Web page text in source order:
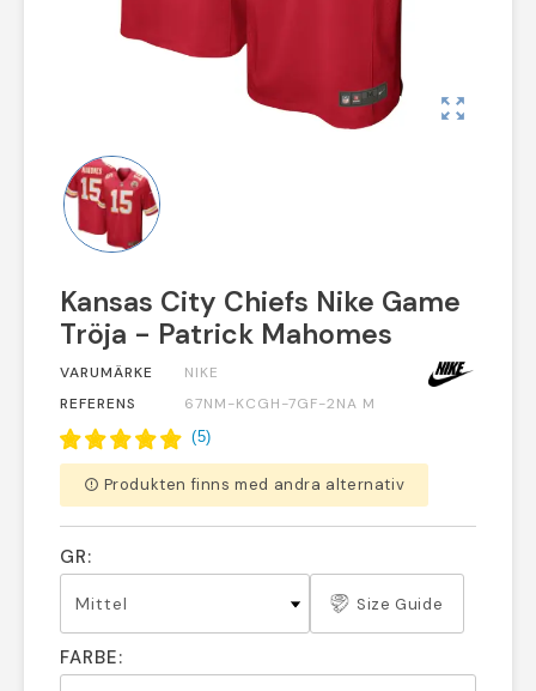
zoom_out_map
Kansas City Chiefs Nike Game
Tröja - Patrick Mahomes
VARUMÄRKE
NIKE
REFERENS
67NM-KCGH-7GF-2NA M
(5)
error_outline Produkten finns med andra alternativ
GR:
Size Guide
FARBE: